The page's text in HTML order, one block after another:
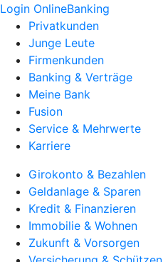
Login OnlineBanking
Privatkunden
Junge Leute
Firmenkunden
Banking & Verträge
Meine Bank
Fusion
Service & Mehrwerte
Karriere
Girokonto & Bezahlen
Geldanlage & Sparen
Kredit & Finanzieren
Immobilie & Wohnen
Zukunft & Vorsorgen